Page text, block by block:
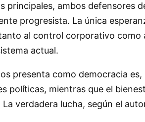
principales, ambos defensores
progresista. La única
al control corporativo como
actual.
presenta como democracia
políticas, mientras que el
verdadera lucha, según el